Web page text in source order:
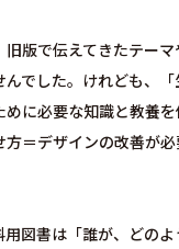
旧版で伝えてきたテー
んでした。けれども、
めに必要な知識と教養
方＝デザインの改善が
図書は「誰が、どのよ